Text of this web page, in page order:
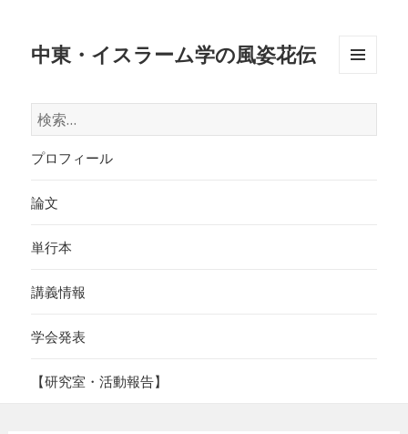
中東・イスラーム学の風姿花伝
検
索:
プロフィール
論文
単行本
講義情報
学会発表
【研究室・活動報告】